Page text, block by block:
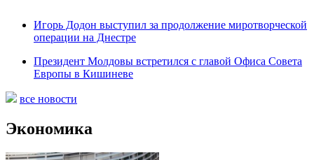
Игорь Додон выступил за продолжение миротворческой
операции на Днестре
Президент Молдовы встретился с главой Офиса Совета
Европы в Кишиневе
все новости
Экономика